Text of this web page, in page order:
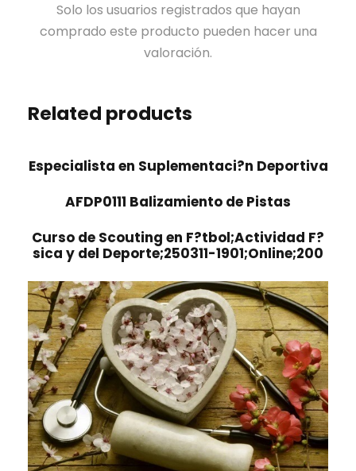
Solo los usuarios registrados que hayan
comprado este producto pueden hacer una
valoración.
Related products
Especialista en Suplementaci?n Deportiva
AFDP0111 Balizamiento de Pistas
Curso de Scouting en F?tbol;Actividad F?
sica y del Deporte;250311-1901;Online;200